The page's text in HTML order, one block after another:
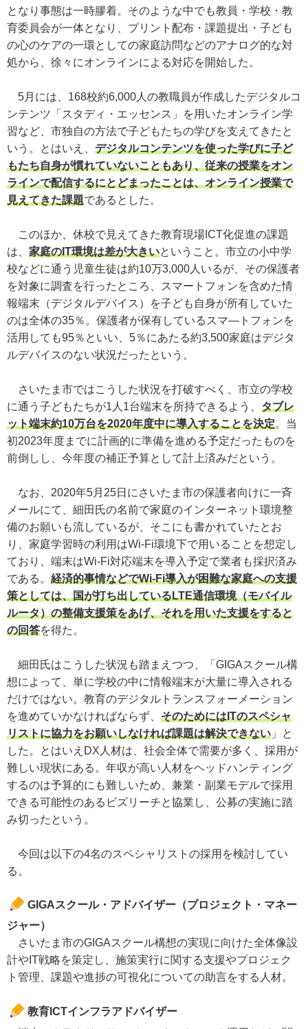
となり事態は一時膠着。そのような中でも教員・学校・教
育委員会が一体となり、プリント配布・課題提出・子ども
の心のケアの一環としての家庭訪問などのアナログ的な対
処から、徐々にオンラインによる対応を開始した。
5月には、168校約6,000人の教職員が作成したデジタルコ
ンテンツ「スタディ・エッセンス」を用いたオンライン学
習など、市独自の方法で子どもたちの学びを支えてきたと
いう。とはいえ、 デジタルコンテンツを使った学びに子ど
もたち自身が慣れていないこともあり、従来の授業をオン
ラインで配信するにとどまったことは、オンライン授業で
見えてきた課題であるとした。
このほか、休校で見えてきた教育現場ICT化促進の課題
は、 家庭のIT環境は差が大きいということ。市立の小中学
校などに通う児童生徒は約10万3,000人いるが、その保護者
を対象に調査を行ったところ、スマートフォンを含めた情
報端末（デジタルデバイス）を子ども自身が所有していた
のは全体の35％。保護者が保有しているスマ―トフォンを
活用しても95％といい、5％にあたる約3,500家庭はデジタ
ルデバイスのない状況だったという。
さいたま市ではこうした状況を打破すべく、市立の学校
に通う子どもたちが1人1台端末を所持できるよう、 タブレ
ット端末約10万台を2020年度中に導入することを決定。当
初2023年度までに計画的に準備を進める予定だったものを
前倒しし、今年度の補正予算として計上済みだという。
なお、2020年5月25日にさいたま市の保護者向けに一斉
メールにて、細田氏の名前で家庭のインターネット環境整
備のお願いも流しているが、そこにも書かれていたとお
り、家庭学習時の利用はWi-Fi環境下で用いることを想定し
ており、端末はWi-Fi対応端末を導入予定で業者も採択済み
である。 経済的事情などでWi-Fi導入が困難な家庭への支援
策としては、国が打ち出しているLTE通信環境（モバイル
ルータ）の整備支援策をあげ、それを用いた支援をすると
の回答を得た。
細田氏はこうした状況も踏まえつつ、「GIGAスクール構
想によって、単に学校の中に情報端末が大量に導入される
だけではない。教育のデジタルトランスフォーメーション
を進めていかなければならず、 そのためにはITのスペシャ
リストに協力をお願いしなければ課題は解決できない 」と
した。とはいえDX人材は、社会全体で需要が多く、採用が
難しい現状にある。年収が高い人材をヘッドハンティング
するのは予算的にも難しいため、兼業・副業モデルで採用
できる可能性のあるビズリーチと協業し、公募の実施に踏
み切ったという。
今回は以下の4名のスペシャリストの採用を検討してい
る。
GIGAスクール・アドバイザー（プロジェクト・マネー
ジャー）
さいたま市のGIGAスクール構想の実現に向けた全体像設
計やIT戦略を策定し、施策実行に関する支援やプロジェク
ト管理、課題や進捗の可視化についての助言をする人材。
教育ICTインフラアドバイザー